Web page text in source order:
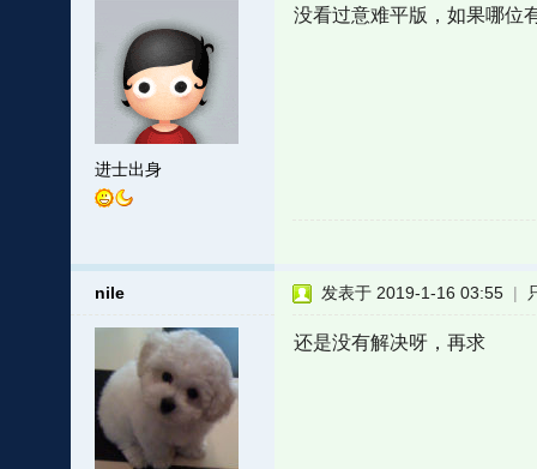
进士出身
没看过意难平版，如果哪位
nile 发表于 2019-1-16 03:55 |
还是没有解决呀，再求